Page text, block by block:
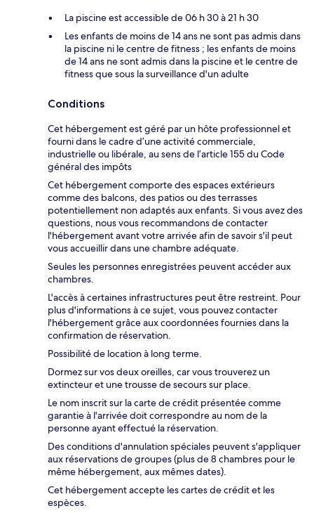
La piscine est accessible de 06 h 30 à 21 h 30
Les enfants de moins de 14 ans ne sont pas admis dans
la piscine ni le centre de fitness ; les enfants de moins
de 14 ans ne sont admis dans la piscine et le centre de
fitness que sous la surveillance d'un adulte
Conditions
Cet hébergement est géré par un hôte professionnel et
fourni dans le cadre d’une activité commerciale,
industrielle ou libérale, au sens de l’article 155 du Code
général des impôts
Cet hébergement comporte des espaces extérieurs
comme des balcons, des patios ou des terrasses
potentiellement non adaptés aux enfants. Si vous avez des
questions, nous vous recommandons de contacter
l'hébergement avant votre arrivée afin de savoir s'il peut
vous accueillir dans une chambre adéquate.
Seules les personnes enregistrées peuvent accéder aux
chambres.
L'accès à certaines infrastructures peut être restreint. Pour
plus d'informations à ce sujet, vous pouvez contacter
l'hébergement grâce aux coordonnées fournies dans la
confirmation de réservation.
Possibilité de location à long terme.
Dormez sur vos deux oreilles, car vous trouverez un
extincteur et une trousse de secours sur place.
Le nom inscrit sur la carte de crédit présentée comme
garantie à l'arrivée doit correspondre au nom de la
personne ayant effectué la réservation.
Des conditions d'annulation spéciales peuvent s'appliquer
aux réservations de groupes (plus de 8 chambres pour le
même hébergement, aux mêmes dates).
Cet hébergement accepte les cartes de crédit et les
espèces.